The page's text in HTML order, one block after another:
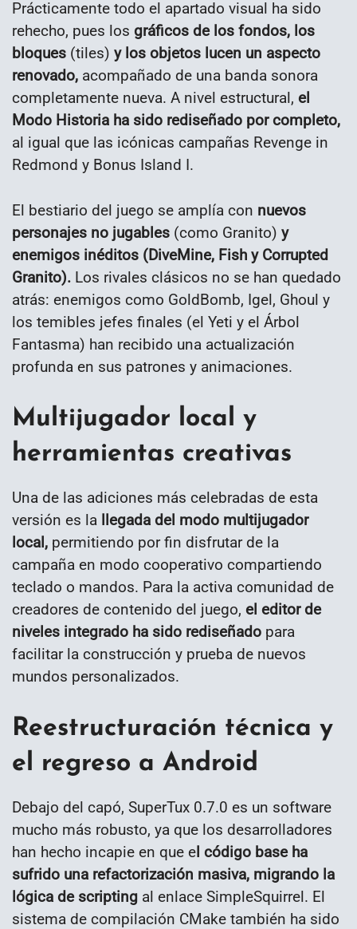
Prácticamente todo el apartado visual ha sido
rehecho, pues los gráficos de los fondos, los
bloques (tiles) y los objetos lucen un aspecto
renovado, acompañado de una banda sonora
completamente nueva. A nivel estructural, el
Modo Historia ha sido rediseñado por completo,
al igual que las icónicas campañas Revenge in
Redmond y Bonus Island I.
El bestiario del juego se amplía con nuevos
personajes no jugables (como Granito) y
enemigos inéditos (DiveMine, Fish y Corrupted
Granito). Los rivales clásicos no se han quedado
atrás: enemigos como GoldBomb, Igel, Ghoul y
los temibles jefes finales (el Yeti y el Árbol
Fantasma) han recibido una actualización
profunda en sus patrones y animaciones.
Multijugador local y
herramientas creativas
Una de las adiciones más celebradas de esta
versión es la llegada del modo multijugador
local, permitiendo por fin disfrutar de la
campaña en modo cooperativo compartiendo
teclado o mandos. Para la activa comunidad de
creadores de contenido del juego, el editor de
niveles integrado ha sido rediseñado para
facilitar la construcción y prueba de nuevos
mundos personalizados.
Reestructuración técnica y
el regreso a Android
Debajo del capó, SuperTux 0.7.0 es un software
mucho más robusto, ya que los desarrolladores
han hecho incapie en que el código base ha
sufrido una refactorización masiva, migrando la
lógica de scripting al enlace SimpleSquirrel. El
sistema de compilación CMake también ha sido